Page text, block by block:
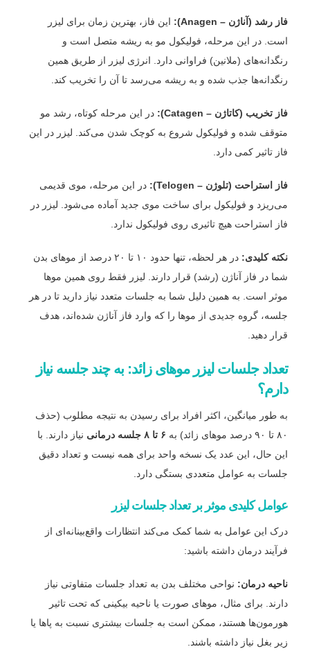
فاز رشد (آناژن – Anagen):
این فاز، بهترین زمان برای لیزر
است. در این مرحله، فولیکول مو به ریشه متصل است و
رنگدانه‌های (ملانین) فراوانی دارد. انرژی لیزر از طریق همین
رنگدانه‌ها جذب شده و به ریشه می‌رسد تا آن را تخریب کند.
فاز تخریب (کاتاژن – Catagen):
در این مرحله کوتاه، رشد مو
متوقف شده و فولیکول شروع به کوچک شدن می‌کند. لیزر در این
فاز تاثیر کمی دارد.
فاز استراحت (تلوژن – Telogen):
در این مرحله، موی قدیمی
می‌ریزد و فولیکول برای ساخت موی جدید آماده می‌شود. لیزر در
فاز استراحت هیچ تاثیری روی فولیکول ندارد.
نکته کلیدی:
در هر لحظه، تنها حدود ۱۰ تا ۲۰ درصد از موهای بدن
شما در فاز آناژن (رشد) قرار دارند. لیزر فقط روی همین موها
موثر است. به همین دلیل شما به جلسات متعدد نیاز دارید تا در هر
جلسه، گروه جدیدی از موها را که وارد فاز آناژن شده‌اند، هدف
قرار دهید.
تعداد جلسات لیزر موهای زائد: به چند جلسه نیاز
دارم؟
به طور میانگین، اکثر افراد برای رسیدن به نتیجه مطلوب (حذف
۸۰ تا ۹۰ درصد موهای زائد) به
۶ تا ۸ جلسه درمانی
نیاز دارند. با
این حال، این عدد یک نسخه واحد برای همه نیست و تعداد دقیق
جلسات به عوامل متعددی بستگی دارد.
عوامل کلیدی موثر بر تعداد جلسات لیزر
درک این عوامل به شما کمک می‌کند انتظارات واقع‌بینانه‌ای از
فرآیند درمان داشته باشید:
ناحیه درمان: نواحی مختلف بدن به تعداد جلسات متفاوتی نیاز
دارند. برای مثال، موهای صورت یا ناحیه بیکینی که تحت تاثیر
هورمون‌ها هستند، ممکن است به جلسات بیشتری نسبت به پاها یا
زیر بغل نیاز داشته باشند.